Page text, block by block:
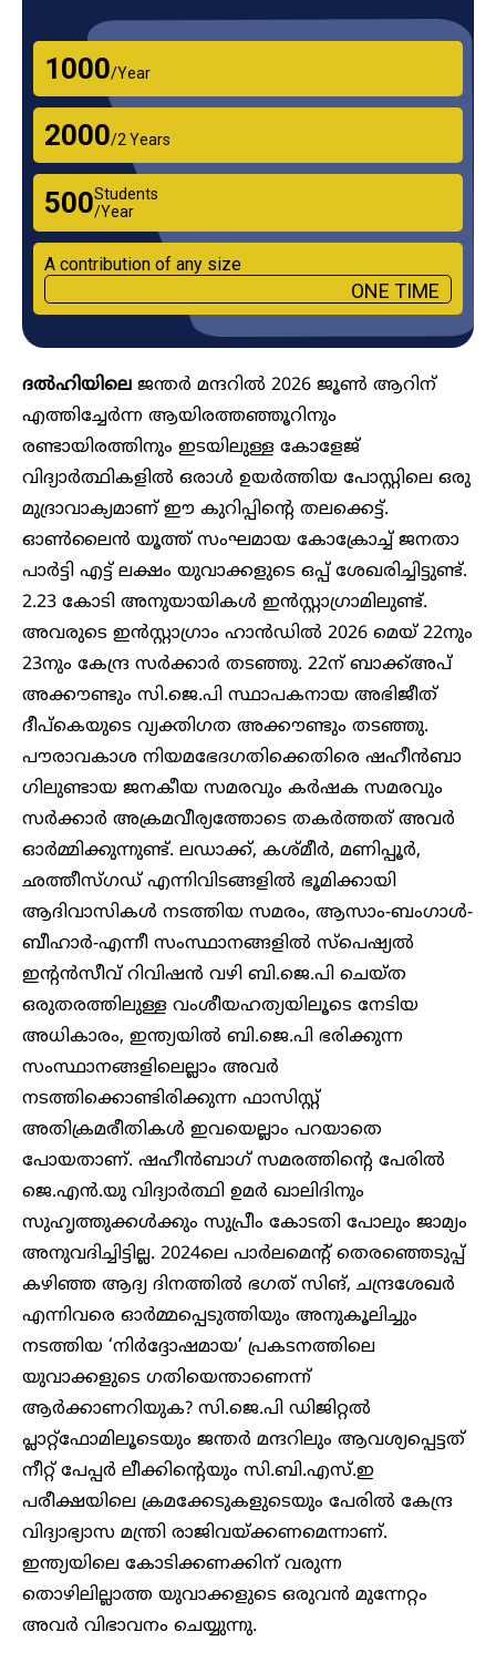
₹1000/Year
₹2000/2 Years
₹500Students
/Year
A contribution of any size
ONE TIME
ദൽഹിയിലെ ജന്തർ മന്ദറിൽ 2026 ജൂൺ ആറിന്
എത്തിച്ചേർന്ന ആയിരത്തഞ്ഞൂറിനും
രണ്ടായിരത്തിനും ഇടയിലുള്ള കോളേജ്
വിദ്യാർത്ഥികളിൽ ഒരാൾ ഉയർത്തിയ പോസ്റ്റിലെ ഒരു
മുദ്രാവാക്യമാണ് ഈ കുറിപ്പിന്റെ തലക്കെട്ട്.
ഓൺലൈൻ യൂത്ത് സംഘമായ കോക്രോച്ച് ജനതാ
പാർട്ടി എട്ട് ലക്ഷം യുവാക്കളുടെ ഒപ്പ് ശേഖരിച്ചിട്ടുണ്ട്.
2.23 കോടി അനുയായികൾ ഇൻസ്റ്റാ​ഗ്രാമിലുണ്ട്.
അവരുടെ ഇൻസ്റ്റാ​ഗ്രാം ഹാൻഡിൽ 2026 മെയ് 22നും
23നും കേന്ദ്ര സർക്കാർ തടഞ്ഞു. 22ന് ബാക്ക്അപ്
അക്കൗണ്ടും സി.ജെ.പി സ്ഥാപകനായ അഭിജീത്
ദീപ്കെയുടെ വ്യക്തി​ഗത അക്കൗണ്ടും തടഞ്ഞു.
പൗരാവകാശ നിയമഭേദ​ഗതിക്കെതിരെ ഷഹീൻബാ​
ഗിലുണ്ടായ ജനകീയ സമരവും കർഷക സമരവും
സർക്കാർ അക്രമവീര്യത്തോടെ തകർത്തത് അവർ
ഓ‍ർമ്മിക്കുന്നുണ്ട്. ലഡാക്ക്, കശ്മീർ, മണിപ്പൂർ,
ഛത്തീസ്​ഗഡ് എന്നിവിടങ്ങളിൽ ഭൂമിക്കായി
ആദിവാസികൾ നടത്തിയ സമരം, ആസാം-ബം​ഗാൾ-
ബീഹാർ-എന്നീ സംസ്ഥാനങ്ങളിൽ സ്പെഷ്യൽ
ഇന്റൻസീവ് റിവിഷൻ വഴി ബി.ജെ.പി ചെയ്ത
ഒരുതരത്തിലുള്ള വംശീയഹത്യയിലൂടെ നേടിയ
അധികാരം, ഇന്ത്യയിൽ ബി.ജെ.പി ഭരിക്കുന്ന
സംസ്ഥാനങ്ങളിലെല്ലാം അവർ
നടത്തിക്കൊണ്ടിരിക്കുന്ന ഫാസിസ്റ്റ്
അതിക്രമരീതികൾ ഇവയെല്ലാം പറയാതെ
പോയതാണ്. ഷഹീൻബാ​ഗ് സമരത്തിന്റെ പേരിൽ
ജെ.എൻ.യു വിദ്യാർത്ഥി ഉമ‍ർ ഖാലിദിനും
സുഹൃത്തുക്കൾക്കും സുപ്രീം കോടതി പോലും ജാമ്യം
അനുവദിച്ചിട്ടില്ല. 2024ലെ പാർലമെന്റ് തെരഞ്ഞെടുപ്പ്
കഴിഞ്ഞ ആദ്യ ദിനത്തിൽ ഭ​ഗത് സിങ്, ചന്ദ്രശേഖർ
എന്നിവരെ ഓർമ്മപ്പെടുത്തിയും അനുകൂലിച്ചും
നടത്തിയ ‘നിർദ്ദോഷമായ’ പ്രകടനത്തിലെ
യുവാക്കളുടെ ​ഗതിയെന്താണെന്ന്
ആർക്കാണറിയുക? സി.ജെ.പി ഡിജിറ്റൽ
പ്ലാറ്റ്ഫോമിലൂടെയും ജന്തർ മന്ദറിലും ആവശ്യപ്പെട്ടത്
നീറ്റ് പേപ്പർ ലീക്കിന്റെയും സി.ബി.എസ്.ഇ
പരീക്ഷയിലെ ക്രമക്കേടുകളുടെയും പേരിൽ കേന്ദ്ര
വിദ്യാഭ്യാസ മന്ത്രി രാജിവയ്ക്കണമെന്നാണ്.
ഇന്ത്യയിലെ കോടിക്കണക്കിന് വരുന്ന
തൊഴിലില്ലാത്ത യുവാക്കളുടെ ഒരുവൻ മുന്നേറ്റം
അവർ വിഭാവനം ചെയ്യുന്നു.